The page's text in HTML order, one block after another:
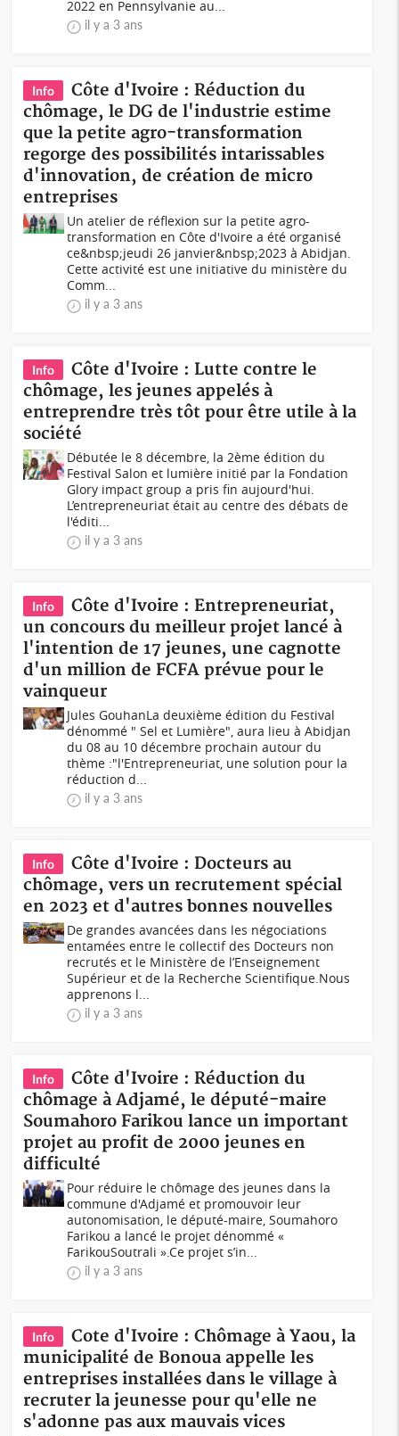
2022 en Pennsylvanie au...
il y a 3 ans
Info
Côte d'Ivoire : Réduction du
chômage, le DG de l'industrie estime
que la petite agro-transformation
regorge des possibilités intarissables
d'innovation, de création de micro
entreprises
Un atelier de réflexion sur la petite agro-
transformation en Côte d'Ivoire a été organisé
ce&nbsp;jeudi 26 janvier&nbsp;2023 à Abidjan.
Cette activité est une initiative du ministère du
Comm...
il y a 3 ans
Info
Côte d'Ivoire : Lutte contre le
chômage, les jeunes appelés à
entreprendre très tôt pour être utile à la
société
Débutée le 8 décembre, la 2ème édition du
Festival Salon et lumière initié par la Fondation
Glory impact group a pris fin aujourd'hui.
L’entrepreneuriat était au centre des débats de
l'éditi...
il y a 3 ans
Info
Côte d'Ivoire : Entrepreneuriat,
un concours du meilleur projet lancé à
l'intention de 17 jeunes, une cagnotte
d'un million de FCFA prévue pour le
vainqueur
Jules GouhanLa deuxième édition du Festival
dénommé " Sel et Lumière", aura lieu à Abidjan
du 08 au 10 décembre prochain autour du
thème :"l'Entrepreneuriat, une solution pour la
réduction d...
il y a 3 ans
Info
Côte d'Ivoire : Docteurs au
chômage, vers un recrutement spécial
en 2023 et d'autres bonnes nouvelles
De grandes avancées dans les négociations
entamées entre le collectif des Docteurs non
recrutés et le Ministère de l’Enseignement
Supérieur et de la Recherche Scientifique.Nous
apprenons l...
il y a 3 ans
Info
Côte d'Ivoire : Réduction du
chômage à Adjamé, le député-maire
Soumahoro Farikou lance un important
projet au profit de 2000 jeunes en
difficulté
Pour réduire le chômage des jeunes dans la
commune d'Adjamé et promouvoir leur
autonomisation, le député-maire, Soumahoro
Farikou a lancé le projet dénommé «
FarikouSoutrali ».Ce projet s’in...
il y a 3 ans
Info
Cote d'Ivoire : Chômage à Yaou, la
municipalité de Bonoua appelle les
entreprises installées dans le village à
recruter la jeunesse pour qu'elle ne
s'adonne pas aux mauvais vices